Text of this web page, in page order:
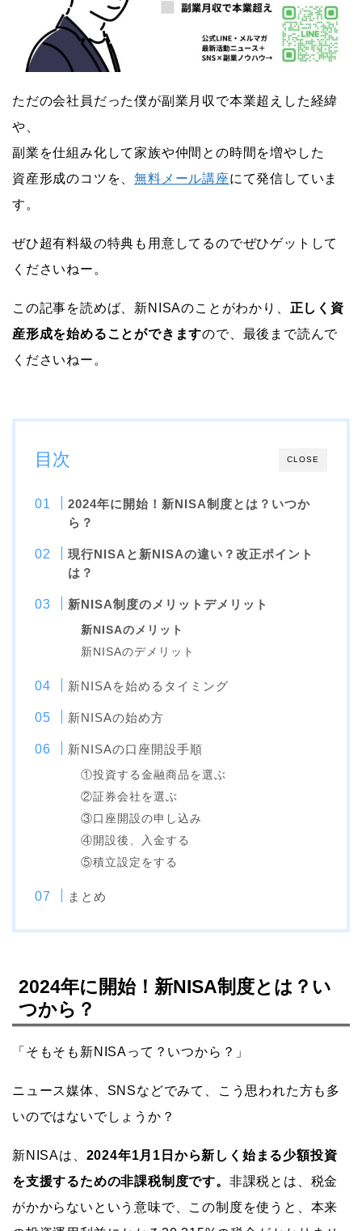
ただの会社員だった僕が副業月収で本業超えした経緯
や、
副業を仕組み化して家族や仲間との時間を増やした
資産形成のコツを、無料メール講座にて発信していま
す。
ぜひ超有料級の特典も用意してるのでぜひゲットして
くださいねー。
この記事を読めば、新NISAのことがわかり、 正しく資
産形成を始めることができますので、最後まで読んで
くださいねー。
CLOSE
目次
2024年に開始！新NISA制度とは？いつか
ら？
現行NISAと新NISAの違い？改正ポイント
は？
新NISA制度のメリットデメリット
新NISAのメリット
新NISAのデメリット
新NISAを始めるタイミング
新NISAの始め方
新NISAの口座開設手順
①投資する金融商品を選ぶ
②証券会社を選ぶ
③口座開設の申し込み
④開設後、入金する
⑤積立設定をする
まとめ
2024年に開始！新NISA制度とは？い
つから？
「そもそも新NISAって？いつから？」
ニュース媒体、SNSなどでみて、こう思われた方も多
いのではないでしょうか？
新NISAは、 2024年1月 1 日から新しく始まる少額投資
を支援するための非課税制度です。 非課税とは、税金
がかからないという意味で、この制度を使うと、本来